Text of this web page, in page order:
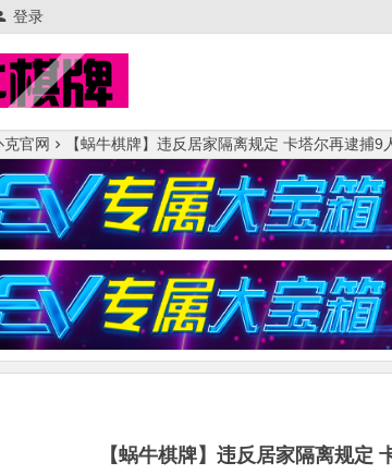
登录
官网 【蜗牛棋牌】违反居家隔离规定 卡塔尔再逮捕9
【蜗牛棋牌】违反居家隔离规定